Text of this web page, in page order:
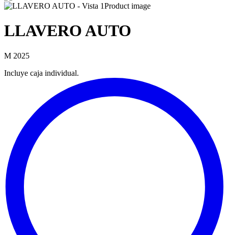
Product image
LLAVERO AUTO
M 2025
Incluye caja individual.